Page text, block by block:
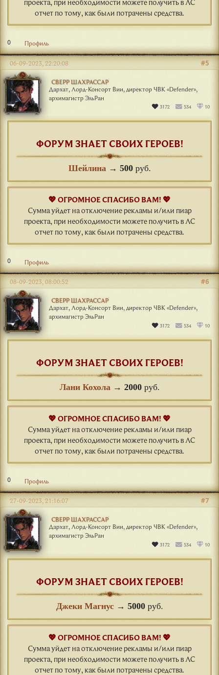
отчет по тому, как были потрачены средства.
0 Профиль
СВЕРР ШАХРАССАР
Дархат, Лорд-Консорт Вии, директор ЧВК «Defender»,
архимагистр ЭльРан
3172 534 10
#5
06-09-2023, 22:20:08
ФОРУМ ЗНАЕТ СВОИХ ГЕРОЕВ!
Шейлина→ 500руб.
💖 ОГРОМНОЕ СПАСИБО ВАМ! 💖
Сумма уйдет на отключение рекламы и/или пиар
проекта, при необходимости можете получить в ЛС
отчет по тому, как были потрачены средства.
0 Профиль
СВЕРР ШАХРАССАР
Дархат, Лорд-Консорт Вии, директор ЧВК «Defender»,
архимагистр ЭльРан
3172 534 10
#6
08-09-2023, 08:00:52
ФОРУМ ЗНАЕТ СВОИХ ГЕРОЕВ!
Лани Кохола→ 2000руб.
💖 ОГРОМНОЕ СПАСИБО ВАМ! 💖
Сумма уйдет на отключение рекламы и/или пиар
проекта, при необходимости можете получить в ЛС
отчет по тому, как были потрачены средства.
0 Профиль
СВЕРР ШАХРАССАР
Дархат, Лорд-Консорт Вии, директор ЧВК «Defender»,
архимагистр ЭльРан
3172 534 10
#7
27-09-2023, 21:16:07
ФОРУМ ЗНАЕТ СВОИХ ГЕРОЕВ!
Джеки Магнус→ 5000руб.
💖 ОГРОМНОЕ СПАСИБО ВАМ! 💖
Сумма уйдет на отключение рекламы и/или пиар
проекта, при необходимости можете получить в ЛС
отчет по тому, как были потрачены средства.